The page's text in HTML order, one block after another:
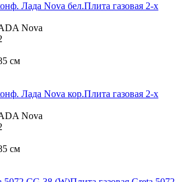
Лада Nova бел.Плита газовая 2-х
Nova
см
Лада Nova кор.Плита газовая 2-х
Nova
см